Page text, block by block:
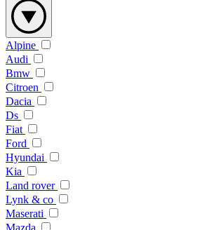
Alpine
Audi
Bmw
Citroen
Dacia
Ds
Fiat
Ford
Hyundai
Kia
Land rover
Lynk & co
Maserati